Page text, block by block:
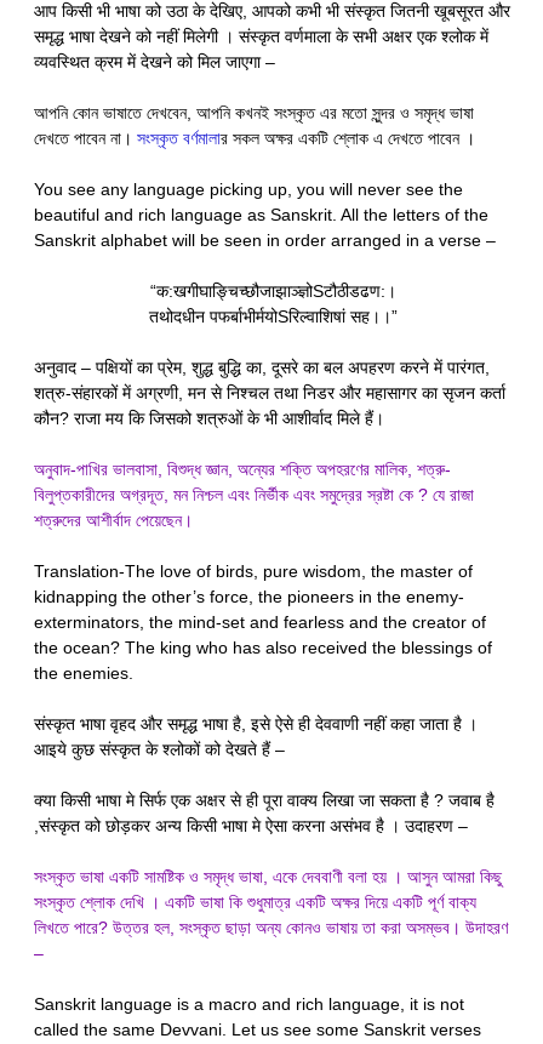
आप किसी भी भाषा को उठा के देखिए, आपको कभी भी संस्कृत जितनी खूबसूरत और
समृद्ध भाषा देखने को नहीं मिलेगी । संस्कृत वर्णमाला के सभी अक्षर एक श्लोक में
व्यवस्थित क्रम में देखने को मिल जाएगा –
আপনি কোন ভাষাতে দেখবেন, আপনি কখনই সংস্কৃত এর মতো সুন্দর ও সমৃদ্ধ ভাষা
দেখতে পাবেন না। সংস্কৃত বর্ণমালার সকল অক্ষর একটি শ্লোক এ দেখতে পাবেন ।
You see any language picking up, you will never see the
beautiful and rich language as Sanskrit. All the letters of the
Sanskrit alphabet will be seen in order arranged in a verse –
“क:खगीघाङ्चिच्छौजाझाञ्ज्ञोSटौठीडढण:।
तथोदधीन पफर्बाभीर्मयोSरिल्वाशिषां सह।।”
अनुवाद – पक्षियों का प्रेम, शुद्ध बुद्धि का, दूसरे का बल अपहरण करने में पारंगत,
शत्रु-संहारकों में अग्रणी, मन से निश्चल तथा निडर और महासागर का सृजन कर्ता
कौन? राजा मय कि जिसको शत्रुओं के भी आशीर्वाद मिले हैं।
অনুবাদ-পাখির ভালবাসা, বিশুদ্ধ জ্ঞান, অন্যের শক্তি অপহরণের মালিক, শত্রু-
বিলুপ্তকারীদের অগ্রদূত, মন নিশ্চল এবং নির্ভীক এবং সমুদ্রের স্রষ্টা কে ? যে রাজা
শত্রুদের আশীর্বাদ পেয়েছেন।
Translation-The love of birds, pure wisdom, the master of
kidnapping the other’s force, the pioneers in the enemy-
exterminators, the mind-set and fearless and the creator of
the ocean? The king who has also received the blessings of
the enemies.
संस्कृत भाषा वृहद और समृद्ध भाषा है, इसे ऐसे ही देववाणी नहीं कहा जाता है ।
आइये कुछ संस्कृत के श्लोकों को देखते हैं –
क्या किसी भाषा मे सिर्फ एक अक्षर से ही पूरा वाक्य लिखा जा सकता है ? जवाब है
,संस्कृत को छोड़कर अन्य किसी भाषा मे ऐसा करना असंभव है । उदाहरण –
সংস্কৃত ভাষা একটি সামষ্টিক ও সমৃদ্ধ ভাষা, একে দেববাণী বলা হয় । আসুন আমরা কিছু
সংস্কৃত শ্লোক দেখি । একটি ভাষা কি শুধুমাত্র একটি অক্ষর দিয়ে একটি পূর্ণ বাক্য
লিখতে পারে? উত্তর হল, সংস্কৃত ছাড়া অন্য কোনও ভাষায় তা করা অসম্ভব। উদাহরণ
–
Sanskrit language is a macro and rich language, it is not
called the same Devvani. Let us see some Sanskrit verses